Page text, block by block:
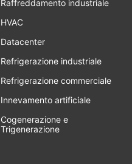
Raffreddamento industriale
HVAC
Datacenter
Refrigerazione industriale
Refrigerazione commerciale
Innevamento artificiale
Cogenerazione e
Trigenerazione